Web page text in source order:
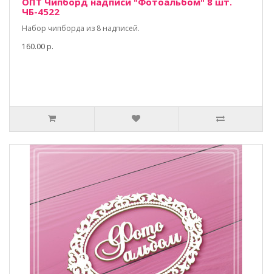
ЧБ-4522
Набор чипборда из 8 надписей.
160.00 р.